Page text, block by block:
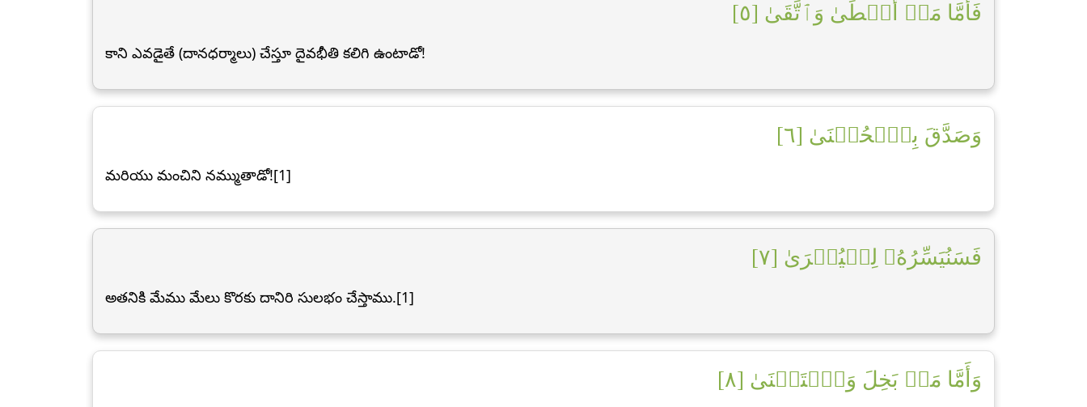
فَأَمَّا مَنۡ أَعۡطَىٰ وَٱتَّقَىٰ [٥]
కాని ఎవడైతే (దానధర్మాలు) చేస్తూ దైవభీతి కలిగి ఉంటాడో!
وَصَدَّقَ بِٱلۡحُسۡنَىٰ [٦]
మరియు మంచిని నమ్ముతాడో![1]
فَسَنُيَسِّرُهُۥ لِلۡيُسۡرَىٰ [٧]
అతనికి మేము మేలు కొరకు దానిరి సులభం చేస్తాము.[1]
وَأَمَّا مَنۢ بَخِلَ وَٱسۡتَغۡنَىٰ [٨]